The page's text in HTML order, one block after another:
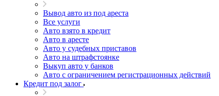
Вывод авто из под ареста
Все услуги
Авто взято в кредит
Авто в аресте
Авто у судебных приставов
Авто на штрафстоянке
Выкуп авто у банков
Авто с ограничением регистрационных действий
Кредит под залог